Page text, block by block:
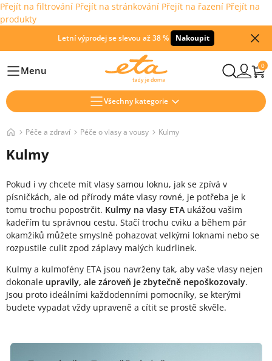
Přejít na filtrování Přejít na stránkování Přejít na řazení Přejít na
produkty
Letní výprodej se slevou až 38 % Nakoupit
HlavníMenu 0
Všechny kategorie
Péče a zdraví Péče o vlasy a vousy Kulmy
Kulmy
Pokud i vy chcete mít vlasy samou loknu, jak se zpívá v
písničkách, ale od přírody máte vlasy rovné, je potřeba je k
tomu trochu popostrčit. Kulmy na vlasy ETA ukážou vašim
kadeřím tu správnou cestu. Stačí trochu cviku a během pár
okamžiků můžete smyslně pohazovat velkými loknami nebo se
rozpustile culit zpod záplavy malých kudrlinek.
Kulmy a kulmofény ETA jsou navrženy tak, aby vaše vlasy nejen
dokonale upravily, ale zároveň je zbytečně nepoškozovaly.
Jsou proto ideálními každodenními pomocníky, se kterými
budete vypadat vždy upraveně a cítit se prostě skvěle.